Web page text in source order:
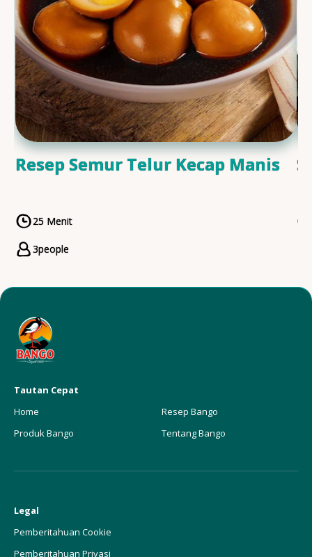
Resep Semur Telur Kecap Manis
CookingTime
25 Menit
Servings
3people
Tautan Cepat
Home
Produk Bango
Resep Bango
Tentang Bango
Legal
Pemberitahuan Cookie
Pemberitahuan Privasi